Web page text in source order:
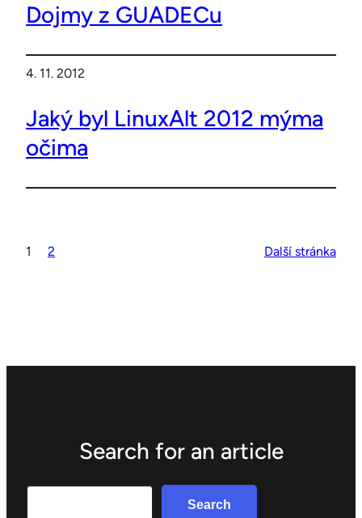
Dojmy z GUADECu
4. 11. 2012
Jaký byl LinuxAlt 2012 mýma
očima
1 2 Další stránka
Search for an article
Search